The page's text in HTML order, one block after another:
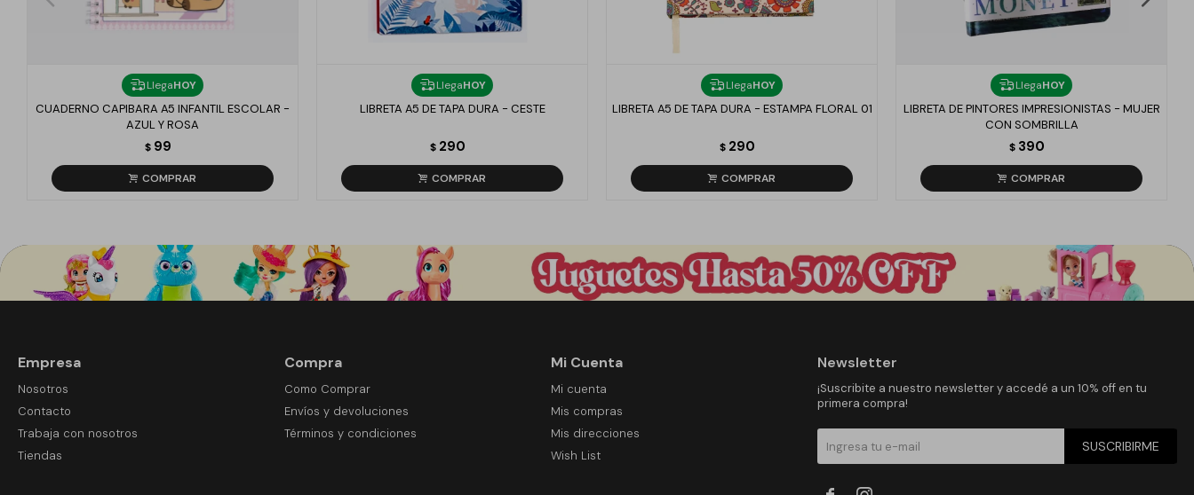
LlegaHOY
CUADERNO CAPIBARA A5 INFANTIL ESCOLAR -
AZUL Y ROSA
$ 99
LlegaHOY
LIBRETA A5 DE TAPA DURA - CESTE
$ 290
LlegaHOY
LIBRETA A5 DE TAPA DURA - ESTAMPA FLORAL 01
$ 290
LlegaHOY
LIBRETA DE PINTORES IMPRESIONISTAS - MUJER
CON SOMBRILLA
$ 390
Empresa
Nosotros
Contacto
Trabaja con nosotros
Tiendas
Compra
Como Comprar
Envíos y devoluciones
Términos y condiciones
Mi Cuenta
Mi cuenta
Mis compras
Mis direcciones
Wish List
Newsletter
¡Suscribite a nuestro newsletter y accedé a un 10% off en tu
primera compra!
SUSCRIBIRME